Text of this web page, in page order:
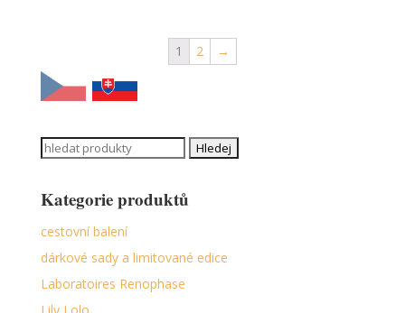
1 2 →
Search
Kategorie produktů
cestovní balení
dárkové sady a limitované edice
Laboratoires Renophase